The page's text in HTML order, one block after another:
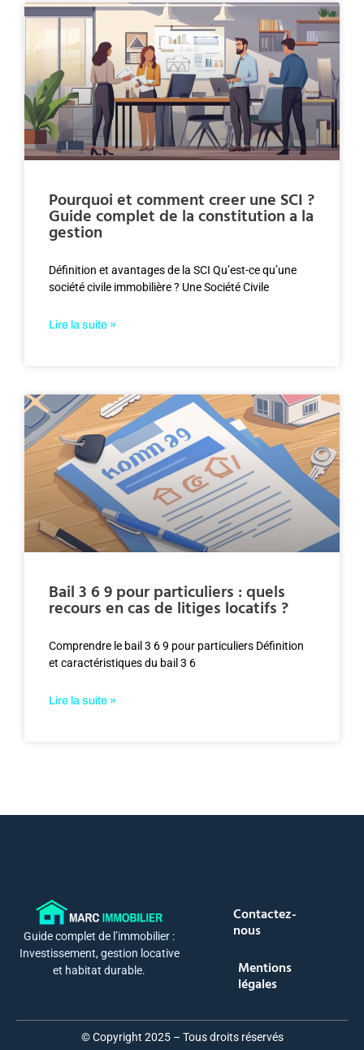
Pourquoi et comment creer une SCI ?
Guide complet de la constitution a la
gestion
Définition et avantages de la SCI Qu’est-ce qu’une
société civile immobilière ? Une Société Civile
Lire la suite »
Bail 3 6 9 pour particuliers : quels
recours en cas de litiges locatifs ?
Comprendre le bail 3 6 9 pour particuliers Définition
et caractéristiques du bail 3 6
Lire la suite »
Guide complet de l’immobilier :
Investissement, gestion locative
et habitat durable.
Contactez-
nous
Mentions
légales
© Copyright 2025 – Tous droits réservés